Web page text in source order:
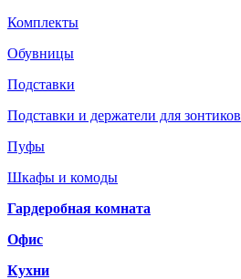
Комплекты
Обувницы
Подставки
Подставки и держатели для зонтиков
Пуфы
Шкафы и комоды
Гардеробная комната
Офис
Кухни